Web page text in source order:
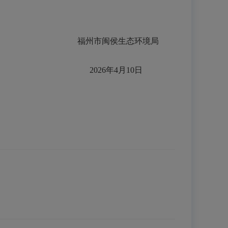
福州市闽侯生态环境局
2026年4月10日